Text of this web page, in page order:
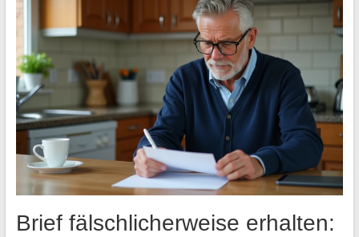
Brief fälschlicherweise erhalten: